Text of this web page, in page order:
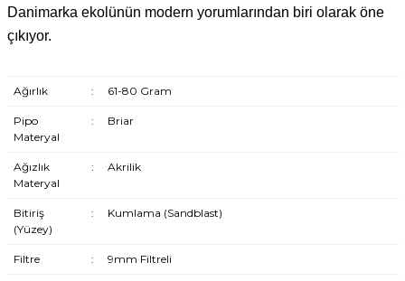
Danimarka ekolünün modern yorumlarından biri olarak öne
çıkıyor.
Ağırlık : 61-80 Gram
Pipo
Materyal
: Briar
Ağızlık
Materyal
: Akrilik
Bitiriş
(Yüzey)
: Kumlama (Sandblast)
Filtre : 9mm Filtreli